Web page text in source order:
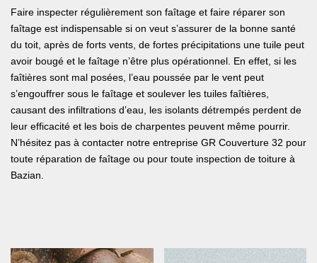
Faire inspecter régulièrement son faîtage et faire réparer son
faîtage est indispensable si on veut s’assurer de la bonne santé
du toit, après de forts vents, de fortes précipitations une tuile peut
avoir bougé et le faîtage n’être plus opérationnel. En effet, si les
faîtières sont mal posées, l’eau poussée par le vent peut
s’engouffrer sous le faîtage et soulever les tuiles faîtières,
causant des infiltrations d’eau, les isolants détrempés perdent de
leur efficacité et les bois de charpentes peuvent même pourrir.
N’hésitez pas à contacter notre entreprise GR Couverture 32 pour
toute réparation de faîtage ou pour toute inspection de toiture à
Bazian.